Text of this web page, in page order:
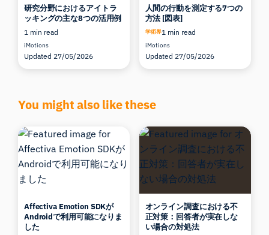
研究分野におけるアイトラ
ッキングの主な8つの活用例
1 min read
iMotions
Updated 27/05/2026
人間の行動を測定する7つの
方法 [図表]
学術界1 min read
iMotions
Updated 27/05/2026
You might also like these
Affectiva Emotion SDKが
Androidで利用可能になりま
した
オンライン調査における不
正対策：回答者が実在しな
い場合の対処法